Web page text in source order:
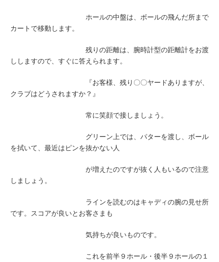
ホールの中盤は、ボールの飛んだ所まで
カートで移動します。
残りの距離は、腕時計型の距離計をお渡
ししますので、すぐに答えられます。
『お客様、残り〇〇ヤードありますが、
クラブはどうされますか？』
常に笑顔で接しましょう。
グリーン上では、パターを渡し、ボール
を拭いて、最近はピンを抜かない人
が増えたのですが抜く人もいるので注意
しましょう。
ラインを読むのはキャディの腕の見せ所
です。スコアが良いとお客さまも
気持ちが良いものです。
これを前半９ホール・後半９ホールの１